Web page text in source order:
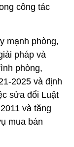
công tác
mạnh phòng,
pháp và
phòng,
2025 và định
sửa đổi Luật
và tăng
mua bán